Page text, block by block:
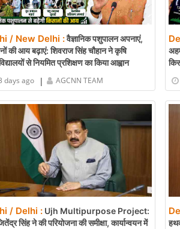
/ New Delhi :वैज्ञानिक पशुपालन अपनाएं,
की आय बढ़ाएं: शिवराज सिंह चौहान ने कृषि
से नियमित प्रशिक्षण का किया आह्वान
days ago
| AGCNN TEAM
/ Delhi : Ujh Multipurpose Project:
सिंह ने की परियोजना की समीक्षा, कार्यान्वयन में